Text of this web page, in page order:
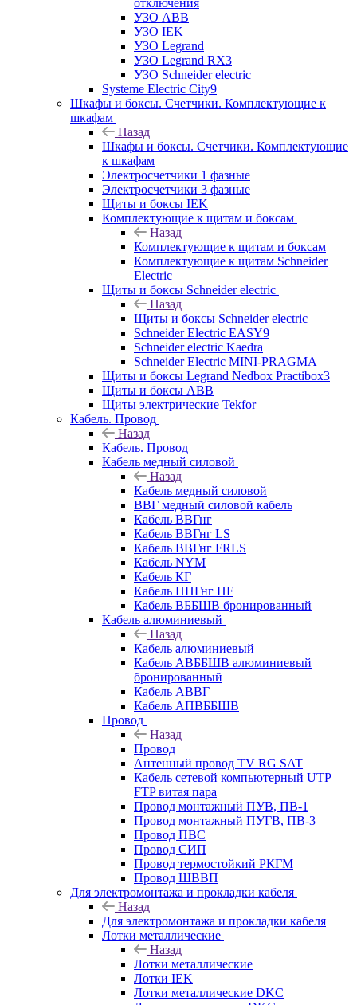
УЗО ABB
УЗО IEK
УЗО Legrand
УЗО Legrand RX3
УЗО Schneider electric
Systeme Electric City9
Шкафы и боксы. Счетчики. Комплектующие к
шкафам
Назад
Шкафы и боксы. Счетчики. Комплектующие
к шкафам
Электросчетчики 1 фазные
Электросчетчики 3 фазные
Щиты и боксы IEK
Комплектующие к щитам и боксам
Назад
Комплектующие к щитам и боксам
Комплектующие к щитам Schneider
Electric
Щиты и боксы Schneider electric
Назад
Щиты и боксы Schneider electric
Schneider Electric EASY9
Schneider electric Kaedra
Schneider Electric MINI-PRAGMA
Щиты и боксы Legrand Nedbox Practibox3
Щиты и боксы ABB
Щиты электрические Tekfor
Кабель. Провод
Назад
Кабель. Провод
Кабель медный силовой
Назад
Кабель медный силовой
ВВГ медный силовой кабель
Кабель ВВГнг
Кабель ВВГнг LS
Кабель ВВГнг FRLS
Кабель NYM
Кабель КГ
Кабель ППГнг HF
Кабель ВББШВ бронированный
Кабель алюминиевый
Назад
Кабель алюминиевый
Кабель АВББШВ алюминиевый
бронированный
Кабель АВВГ
Кабель АПВББШВ
Провод
Назад
Провод
Антенный провод TV RG SAT
Кабель сетевой компьютерный UTP
FTP витая пара
Провод монтажный ПУВ, ПВ-1
Провод монтажный ПУГВ, ПВ-3
Провод ПВС
Провод СИП
Провод термостойкий РКГМ
Провод ШВВП
Для электромонтажа и прокладки кабеля
Назад
Для электромонтажа и прокладки кабеля
Лотки металлические
Назад
Лотки металлические
Лотки IEK
Лотки металлические DKC